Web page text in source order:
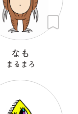
なも
まるまろ